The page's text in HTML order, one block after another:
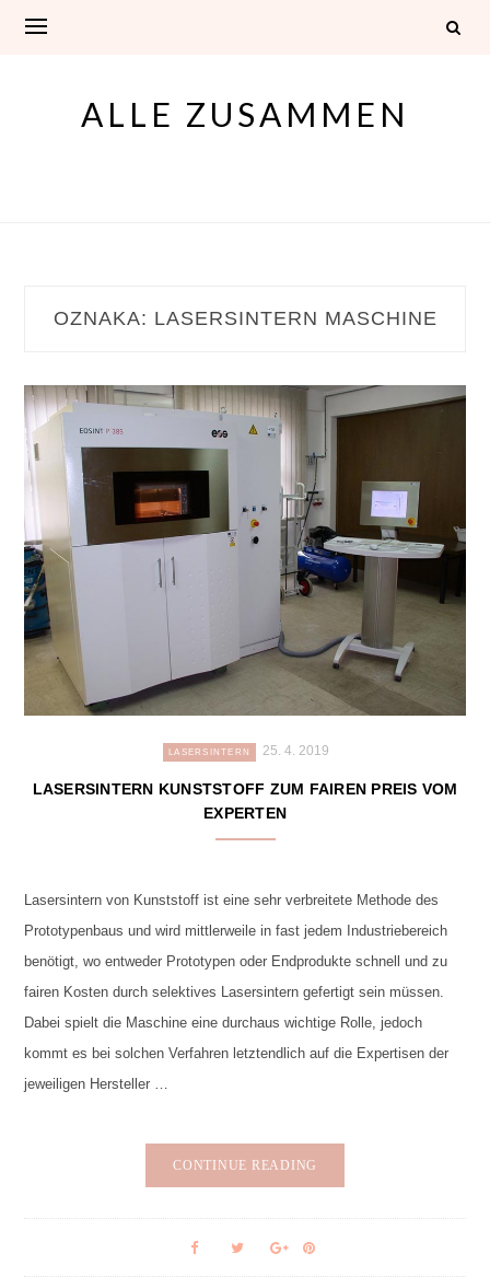
ALLE ZUSAMMEN
OZNAKA: LASERSINTERN MASCHINE
LASERSINTERN 25. 4. 2019
LASERSINTERN KUNSTSTOFF ZUM FAIREN PREIS VOM
EXPERTEN
Lasersintern von Kunststoff ist eine sehr verbreitete Methode des
Prototypenbaus und wird mittlerweile in fast jedem Industriebereich
benötigt, wo entweder Prototypen oder Endprodukte schnell und zu
fairen Kosten durch selektives Lasersintern gefertigt sein müssen.
Dabei spielt die Maschine eine durchaus wichtige Rolle, jedoch
kommt es bei solchen Verfahren letztendlich auf die Expertisen der
jeweiligen Hersteller …
CONTINUE READING